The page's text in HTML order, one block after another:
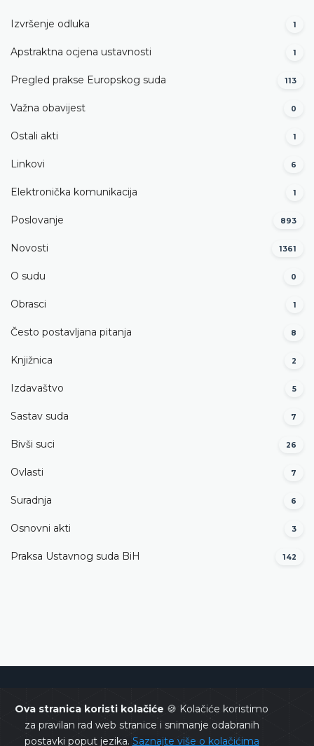
Ova stranica koristi kolačiće 🍪 Kolačiće koristimo
za pravilan rad web stranice i snimanje odabranih
postavki poput jezika. Saznajte više o kolačićima
Izvršenje odluka 1
Apstraktna ocjena ustavnosti 1
Pregled prakse Europskog suda 113
Važna obavijest 0
Ostali akti 1
Linkovi 6
Elektronička komunikacija 1
Poslovanje 893
Novosti 1361
O sudu 0
Obrasci 1
Često postavljana pitanja 8
Knjižnica 2
Izdavaštvo 5
Sastav suda 7
Bivši suci 26
Ovlasti 7
Suradnja 6
Osnovni akti 3
Praksa Ustavnog suda BiH 142